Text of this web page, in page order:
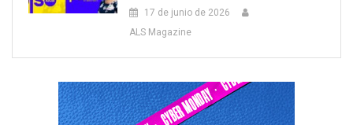
17 de junio de 2026
ALS Magazine